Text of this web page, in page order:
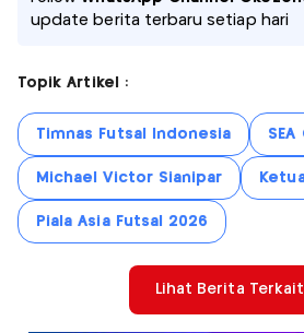
update berita terbaru setiap hari
Topik Artikel :
Timnas Futsal Indonesia
Michael Victor Sianipar
Piala Asia Futsal 2026
Lihat Berita Terkait